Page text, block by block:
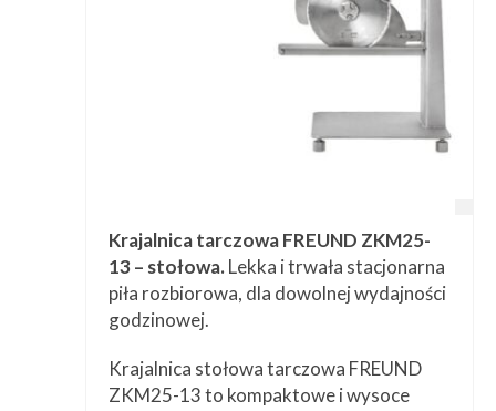
Krajalnica tarczowa FREUND ZKM25-
13 – stołowa.Lekka i trwała stacjonarna
piła rozbiorowa, dla dowolnej wydajności
godzinowej.
Krajalnica stołowa tarczowa FREUND
ZKM25-13 to kompaktowe i wysoce